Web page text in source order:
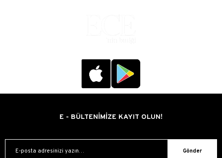
E - BÜLTENİMİZE KAYIT OLUN!
Gönder